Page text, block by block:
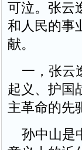
可泣。张云
和人民的事
献。
一，张云
起义、护国
主革命的先
孙中山是